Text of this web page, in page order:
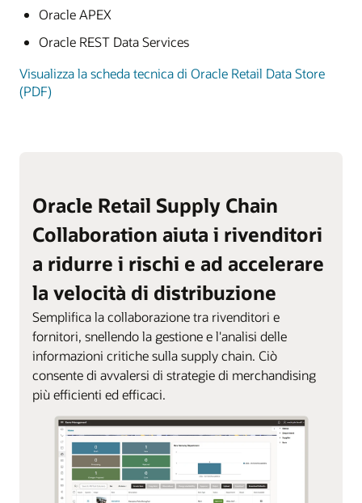
Oracle APEX
Oracle REST Data Services
Visualizza la scheda tecnica di Oracle Retail Data Store
(PDF)
Oracle Retail Supply Chain
Collaboration aiuta i rivenditori
a ridurre i rischi e ad accelerare
la velocità di distribuzione
Semplifica la collaborazione tra rivenditori e
fornitori, snellendo la gestione e l'analisi delle
informazioni critiche sulla supply chain. Ciò
consente di avvalersi di strategie di merchandising
più efficienti ed efficaci.